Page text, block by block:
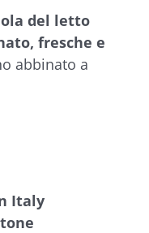
del letto
fresche e
abbinato a
Italy